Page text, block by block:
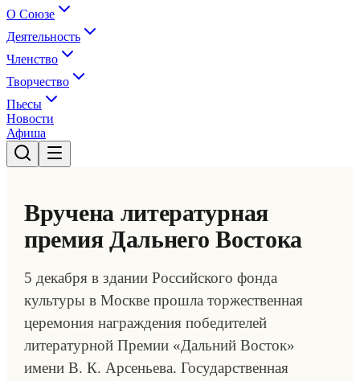
О Союзе
Деятельность
Членство
Творчество
Пьесы
Новости
Афиша
Вручена литературная
премия Дальнего Востока
5 декабря в здании Российского фонда
культуры в Москве прошла торжественная
церемония награждения победителей
литературной Премии «Дальний Восток»
имени В. К. Арсеньева. Государственная